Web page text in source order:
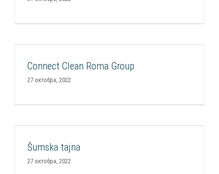
Smart Impakt Fond Portfolio 2022
Connect Clean Roma Group
27 октобра, 2022
Smart Impakt Fond Portfolio 2022
Šumska tajna
27 октобра, 2022